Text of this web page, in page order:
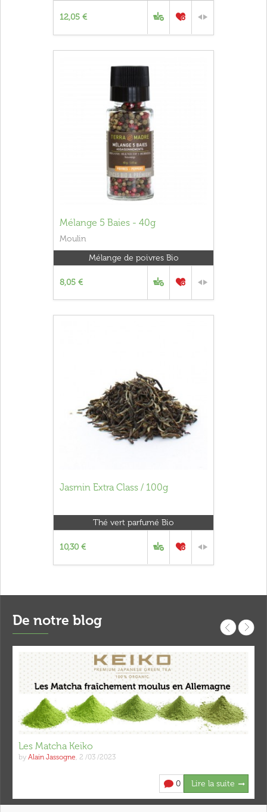
12,05 €
Mélange 5 Baies - 40g
Moulin
Mélange de poivres Bio
8,05 €
Jasmin Extra Class / 100g
Thé vert parfumé Bio
10,30 €
De notre blog
Les Matcha Keiko
by Alain Jassogne, 2 /03 /2023
0 Lire la suite